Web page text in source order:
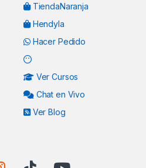
TiendaNaranja
Hendyla
Hacer Pedido
Ver Cursos
Chat en Vivo
Ver Blog